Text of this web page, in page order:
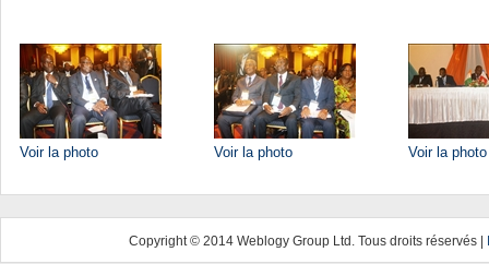
Voir la photo Voir la photo Voir la photo
Copyright © 2014 Weblogy Group Ltd. Tous droits réservés |